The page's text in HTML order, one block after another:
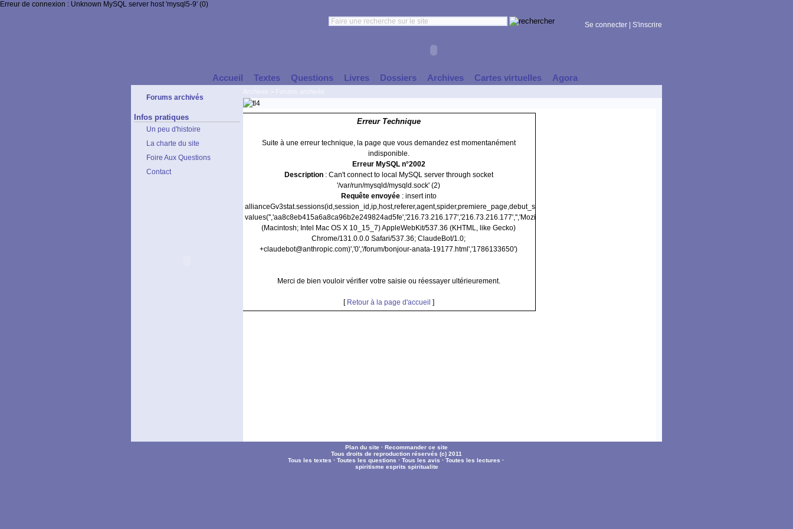
Erreur de connexion : Unknown MySQL server host 'mysql5-9' (0)
Se connecter S'inscrire
Accueil Textes Questions Livres Dossiers Archives Cartes virtuelles Agora
Forums archivés
Infos pratiques
Un peu d'histoire
La charte du site
Foire Aux Questions
Contact
Erreur Technique
Suite à une erreur technique, la page que vous demandez est momentanément
indisponible.
Erreur MySQL n°2002
Description: Can't connect to local MySQL server through socket
'/var/run/mysqld/mysqld.sock' (2)
Requête envoyée: insert into
allianceGv3stat.sessions(id,session_id,ip,host,referer,agent,spider,premiere_page,debut_session)
values('','aa8c8eb415a6a8ca96b2e249824ad5fe','216.73.216.177','216.73.216.177','','Mozilla/5.0
(Macintosh; Intel Mac OS X 10_15_7) AppleWebKit/537.36 (KHTML, like Gecko)
Chrome/131.0.0.0 Safari/537.36; ClaudeBot/1.0;
+claudebot@anthropic.com)','0','/forum/bonjour-anata-19177.html','1786133650')
Merci de bien vouloir vérifier votre saisie ou réessayer ultérieurement.
[ Retour à la page d'accueil ]
Plan du site · Recommander ce site
Tous droits de reproduction réservés (c) 2011
Tous les textes · Toutes les questions · Tous les avis · Toutes les lectures ·
spiritisme esprits spiritualite